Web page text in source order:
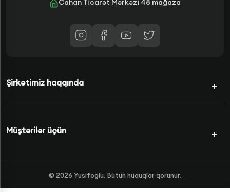
Şirkətimiz haqqında
Kredit Növləri
Müştərilər üçün
Məhsullar
Cahan Ticarət Mərkəzi 48 mağaza
© 2026 Yusifoglu. Bütün hüquqlar qorunur.